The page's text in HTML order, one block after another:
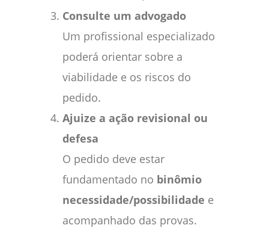
Consulte um advogado
Um profissional especializado
poderá orientar sobre a
viabilidade e os riscos do
pedido.
Ajuize a ação revisional ou
defesa
O pedido deve estar
fundamentado no binômio
necessidade/possibilidade e
acompanhado das provas.